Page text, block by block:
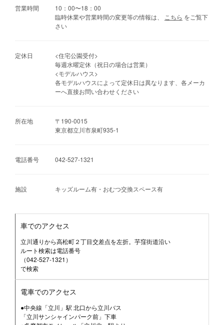
営業時間
10：00〜18：00
臨時休業や営業時間の変更等の情報は、
こちら をご覧下
さい
定休日
<住宅公園受付>
毎週水曜定休（祝日の場合は営業）
<モデルハウス>
各モデルハウスによって定休日は異なります、各メーカ
ーへ直接お問い合わせください
所在地
〒190-0015
東京都立川市泉町935-1
電話番号 042-527-1321
施設 キッズルーム有・おむつ交換スペース有
車でのアクセス
立川通りから高松町２丁目交差点を左折。芋窪街道沿い
ルート検索は電話番号
（042-527-1321）
で検索
電車でのアクセス
●中央線「立川」駅 北口から立川バス
「立川サンシャインパーク前」下車